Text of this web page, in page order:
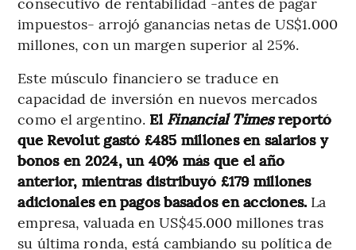
impuestos- arrojó ganancias netas de US$1.000
millones, con un margen superior al 25%.
Este músculo financiero se traduce en
capacidad de inversión en nuevos mercados
como el argentino. El Financial Timesreportó
que Revolut gastó £485 millones en salarios y
bonos en 2024, un 40% más que el año
anterior, mientras distribuyó £179 millones
adicionales en pagos basados en acciones. La
empresa, valuada en US$45.000 millones tras
su última ronda, está cambiando su política de